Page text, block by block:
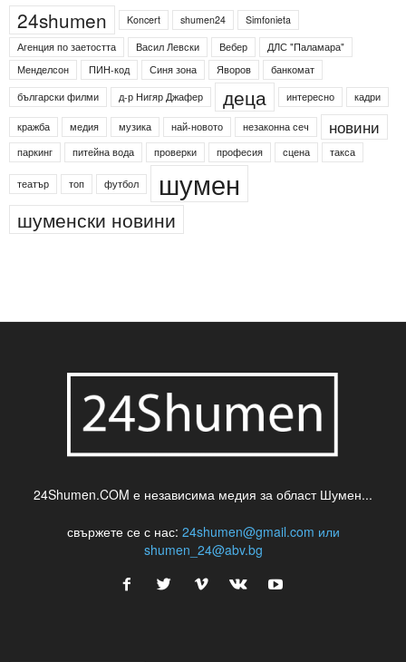
24shumen Koncert shumen24
Simfonieta
Агенция по заетостта
Васил Левски Вебер
ДЛС "Паламара"
Менделсон
ПИН-код Синя зона Яворов
банкомат
български филми
д-р Нигяр Джафер деца интересно кадри
кражба медия музика най-новото незаконна сеч новини
паркинг питейна вода проверки професия сцена такса
театър топ футбол шумен
шуменски новини
24Shumen.COM е независима медия за област Шумен...
свържете се с нас: 24shumen@gmail.com или
shumen_24@abv.bg